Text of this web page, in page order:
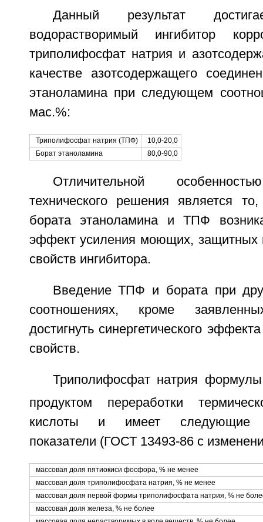
Данный результат
водорастворимый ингибитор
триполифосфат натрия и
качестве азотсодержащего
этаноламина при следующем
мас.%:
Триполифосфат натрия (ТПФ)
10,0-20,0
Борат этаноламина
80,0-90,0
Отличительной
технического решения является
бората этаноламина и ТПФ
эффект усиления моющих, защитных
свойств ингибитора.
Введение ТПФ и бората при
соотношениях, кроме
достигнуть синергетического
свойств.
Триполифосфат натрия
продуктом переработки
кислоты и имеет следующие
показатели (ГОСТ 13493-86 с
массовая доля пятиокиси фосфора, % не менее
массовая доля триполифосфата натрия, % не менее
массовая доля первой формы триполифосфата натрия, % не
массовая доля железа, % не более